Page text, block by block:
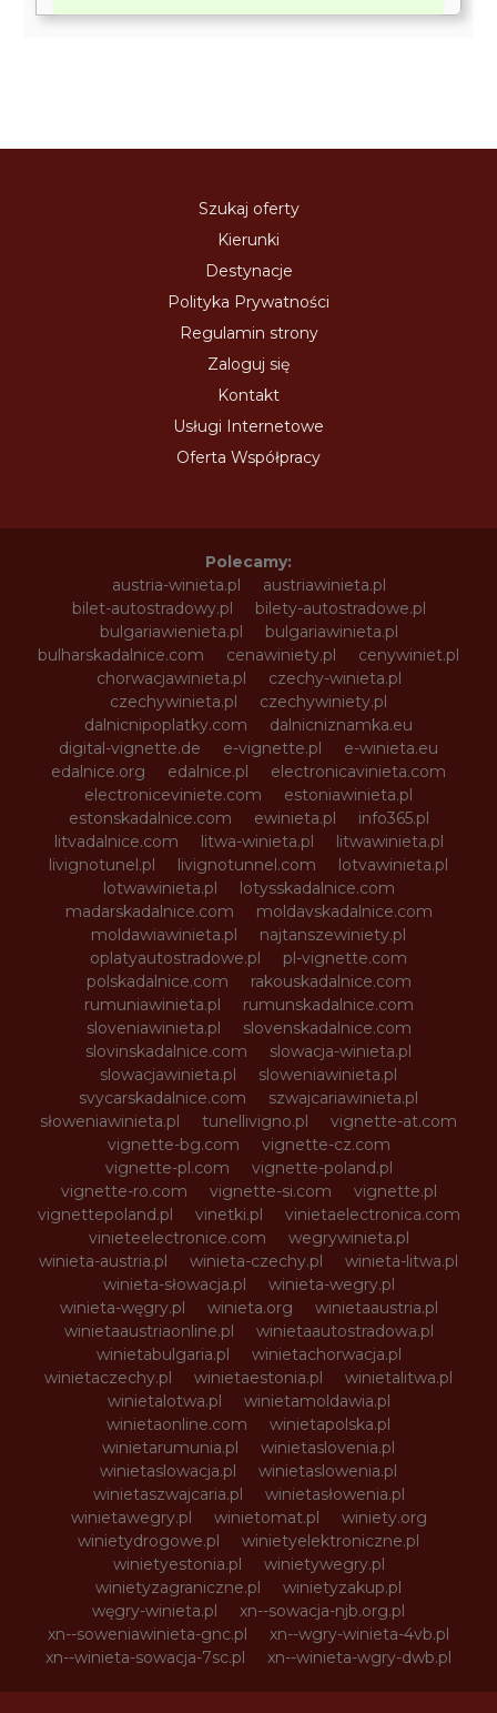
Szukaj oferty
Kierunki
Destynacje
Polityka Prywatności
Regulamin strony
Zaloguj się
Kontakt
Usługi Internetowe
Oferta Współpracy
Polecamy:
austria-winieta.pl
austriawinieta.pl
bilet-autostradowy.pl
bilety-autostradowe.pl
bulgariawienieta.pl
bulgariawinieta.pl
bulharskadalnice.com
cenawiniety.pl
cenywiniet.pl
chorwacjawinieta.pl
czechy-winieta.pl
czechywinieta.pl
czechywiniety.pl
dalnicnipoplatky.com
dalnicniznamka.eu
digital-vignette.de
e-vignette.pl
e-winieta.eu
edalnice.org
edalnice.pl
electronicavinieta.com
electroniceviniete.com
estoniawinieta.pl
estonskadalnice.com
ewinieta.pl
info365.pl
litvadalnice.com
litwa-winieta.pl
litwawinieta.pl
livignotunel.pl
livignotunnel.com
lotvawinieta.pl
lotwawinieta.pl
lotysskadalnice.com
madarskadalnice.com
moldavskadalnice.com
moldawiawinieta.pl
najtanszewiniety.pl
oplatyautostradowe.pl
pl-vignette.com
polskadalnice.com
rakouskadalnice.com
rumuniawinieta.pl
rumunskadalnice.com
sloveniawinieta.pl
slovenskadalnice.com
slovinskadalnice.com
slowacja-winieta.pl
slowacjawinieta.pl
sloweniawinieta.pl
svycarskadalnice.com
szwajcariawinieta.pl
słoweniawinieta.pl
tunellivigno.pl
vignette-at.com
vignette-bg.com
vignette-cz.com
vignette-pl.com
vignette-poland.pl
vignette-ro.com
vignette-si.com
vignette.pl
vignettepoland.pl
vinetki.pl
vinietaelectronica.com
vinieteelectronice.com
wegrywinieta.pl
winieta-austria.pl
winieta-czechy.pl
winieta-litwa.pl
winieta-słowacja.pl
winieta-wegry.pl
winieta-węgry.pl
winieta.org
winietaaustria.pl
winietaaustriaonline.pl
winietaautostradowa.pl
winietabulgaria.pl
winietachorwacja.pl
winietaczechy.pl
winietaestonia.pl
winietalitwa.pl
winietalotwa.pl
winietamoldawia.pl
winietaonline.com
winietapolska.pl
winietarumunia.pl
winietaslovenia.pl
winietaslowacja.pl
winietaslowenia.pl
winietaszwajcaria.pl
winietasłowenia.pl
winietawegry.pl
winietomat.pl
winiety.org
winietydrogowe.pl
winietyelektroniczne.pl
winietyestonia.pl
winietywegry.pl
winietyzagraniczne.pl
winietyzakup.pl
węgry-winieta.pl
xn--sowacja-njb.org.pl
xn--soweniawinieta-gnc.pl
xn--wgry-winieta-4vb.pl
xn--winieta-sowacja-7sc.pl
xn--winieta-wgry-dwb.pl